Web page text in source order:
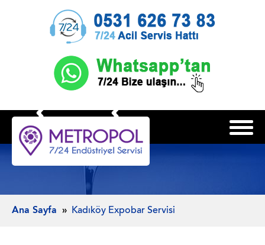
Ana Sayfa Kadıköy Expobar Servisi